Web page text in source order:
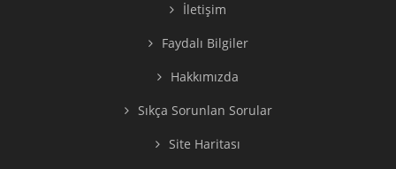
İletişim
Faydalı Bilgiler
Hakkımızda
Sıkça Sorunlan Sorular
Site Haritası